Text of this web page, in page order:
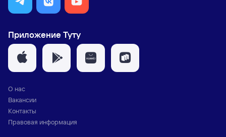
Приложение Туту
О нас
Вакансии
Контакты
Правовая информация